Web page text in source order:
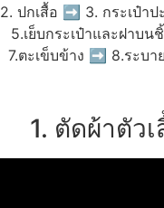
2. ปกเสื้อ ➡ 3. กระเป๋า
5.เย็บกระเป๋าและฝา
7.ตะเข็บข้าง ➡ 8.ระบ
1. ตัดผ้าตัว